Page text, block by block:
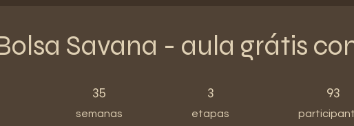
Savana - aula grátis
35
semanas
3
etapas
93